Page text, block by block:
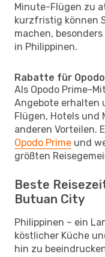
Minute-Flügen zu
kurzfristig können
machen,
in Philippinen.
Rabatte für
Als Opodo Prime-
Angebote erhalten
Flügen, Hotels und
anderen Vorteilen.
Opodo Prime und
größten
Beste
Butuan City
Philippinen – ein
köstlicher Küche
hin zu